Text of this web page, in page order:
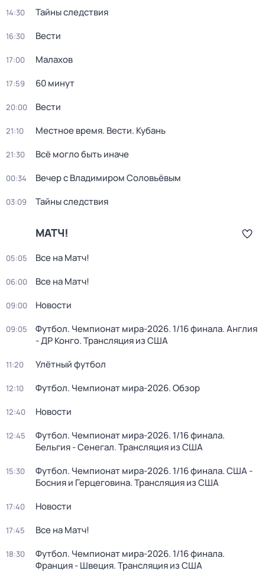
14:30 Тайны следствия
16:30 Вести
17:00 Малахов
17:59 60 минут
20:00 Вести
21:10 Местное время. Вести. Кубань
21:30 Всё могло быть иначе
00:34 Вечер с Владимиром Соловьёвым
03:09 Тайны следствия
МАТЧ!
05:05 Все на Матч!
06:00 Все на Матч!
09:00 Новости
09:05
Футбол. Чемпионат мира-2026. 1/16 финала. Англия
- ДР Конго. Трансляция из США
11:20 Улётный футбол
12:10 Футбол. Чемпионат мира-2026. Обзор
12:40 Новости
12:45
Футбол. Чемпионат мира-2026. 1/16 финала.
Бельгия - Сенегал. Трансляция из США
15:30
Футбол. Чемпионат мира-2026. 1/16 финала. США -
Босния и Герцеговина. Трансляция из США
17:40 Новости
17:45 Все на Матч!
18:30
Футбол. Чемпионат мира-2026. 1/16 финала.
Франция - Швеция. Трансляция из США